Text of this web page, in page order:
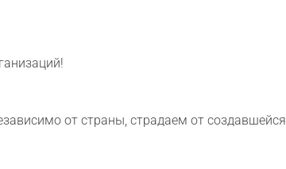
от страны, страдаем от создавшейся